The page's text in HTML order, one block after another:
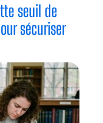
seuil de
sécuriser